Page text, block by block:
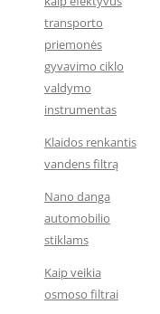
transporto
priemonės
gyvavimo ciklo
valdymo
instrumentas
Klaidos renkantis
vandens filtrą
Nano danga
automobilio
stiklams
Kaip veikia
osmoso filtrai